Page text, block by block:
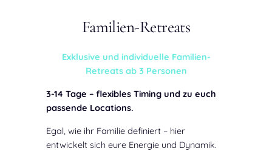
Familien-Retreats
Exklusive und individuelle Familien-
Retreats ab 3 Personen
3-14 Tage – flexibles Timing und zu euch
passende Locations.
Egal, wie ihr Familie definiert – hier
entwickelt sich eure Energie und Dynamik.